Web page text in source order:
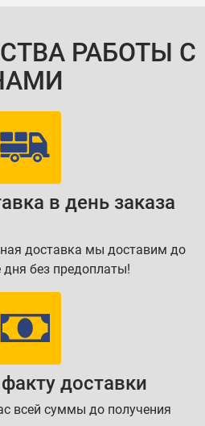
РАБОТЫ С
в день заказа
доставка мы доставим до
дня без предоплаты!
доставки
всей суммы до получения